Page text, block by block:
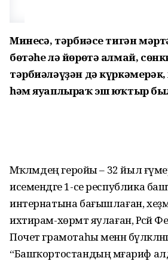
Минеңсә, тәрбиәсе тигән
бөтәһе лә йөрөтә алмай,
тәрбиәләүҙән дә
һәм яуаплыраҡ эш юҡтыр
Мәҡәләмдең геройы – 32 йыл
исемендәге 1-се республика
интернатына бағышлаған,
ихтирам-хөрмәт яулаған,
Почет грамотаһы менән
“Башҡортостандың мәғариф